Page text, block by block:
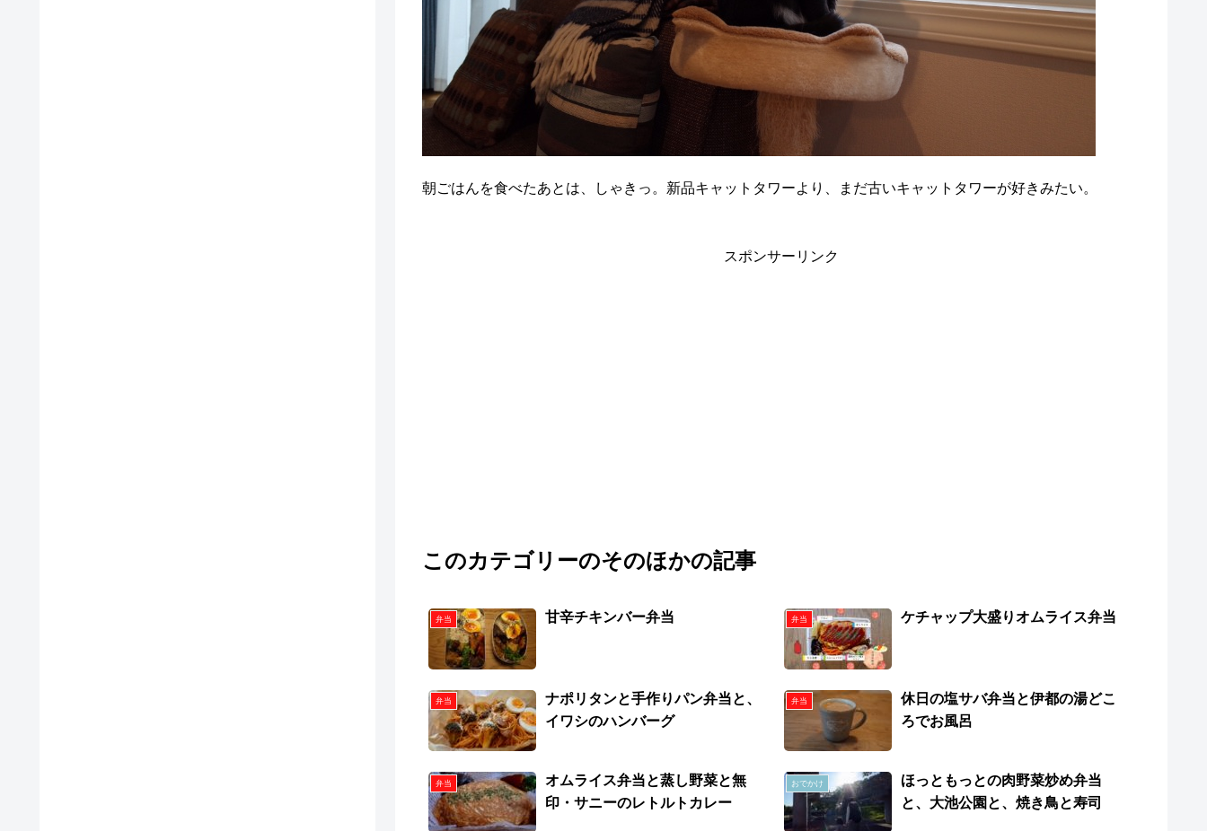
朝ごはんを食べたあとは、しゃきっ。新品キャットタワーより、まだ古いキャットタワーが好きみたい。
スポンサーリンク
このカテゴリーのそのほかの記事
弁当 甘辛チキンバー弁当 弁当 ケチャップ大盛りオムライス弁当
弁当
ナポリタンと手作りパン弁当と、
イワシのハンバーグ
弁当
休日の塩サバ弁当と伊都の湯どこ
ろでお風呂
弁当
オムライス弁当と蒸し野菜と無
印・サニーのレトルトカレー
おでかけ
ほっともっとの肉野菜炒め弁当
と、大池公園と、焼き鳥と寿司